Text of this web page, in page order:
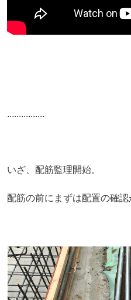
................
いざ、 配筋監理開始。
配筋の前にまずは配置の確認